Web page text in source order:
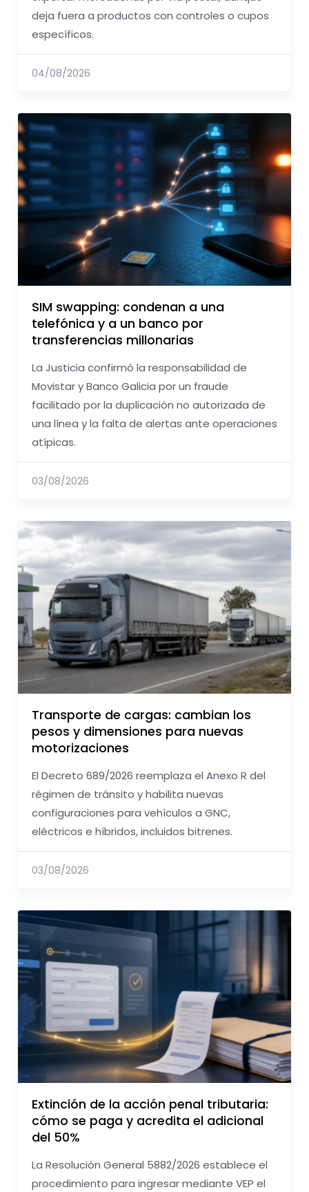
deja fuera a productos con controles o cupos
específicos.
04/08/2026
SIM swapping: condenan a una
telefónica y a un banco por
transferencias millonarias
La Justicia confirmó la responsabilidad de
Movistar y Banco Galicia por un fraude
facilitado por la duplicación no autorizada de
una línea y la falta de alertas ante operaciones
atípicas.
03/08/2026
Transporte de cargas: cambian los
pesos y dimensiones para nuevas
motorizaciones
El Decreto 689/2026 reemplaza el Anexo R del
régimen de tránsito y habilita nuevas
configuraciones para vehículos a GNC,
eléctricos e híbridos, incluidos bitrenes.
03/08/2026
Extinción de la acción penal tributaria:
cómo se paga y acredita el adicional
del 50%
La Resolución General 5882/2026 establece el
procedimiento para ingresar mediante VEP el